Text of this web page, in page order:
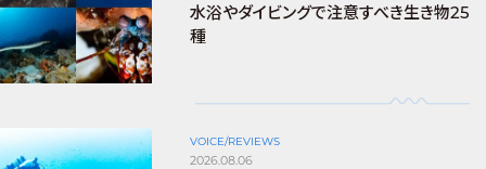
水浴やダイビングで注意すべき生き物25
種
VOICE/REVIEWS
2026.08.06